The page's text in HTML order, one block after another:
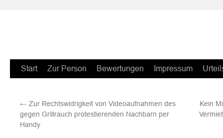
Zum
springen
Start Zur Person Bewertungen Impressum
← Zur Rechtswidrigkeit von Videoaufnahmen des
gegen Grillrauch protestierenden Nachbarn per
Handy
Kein